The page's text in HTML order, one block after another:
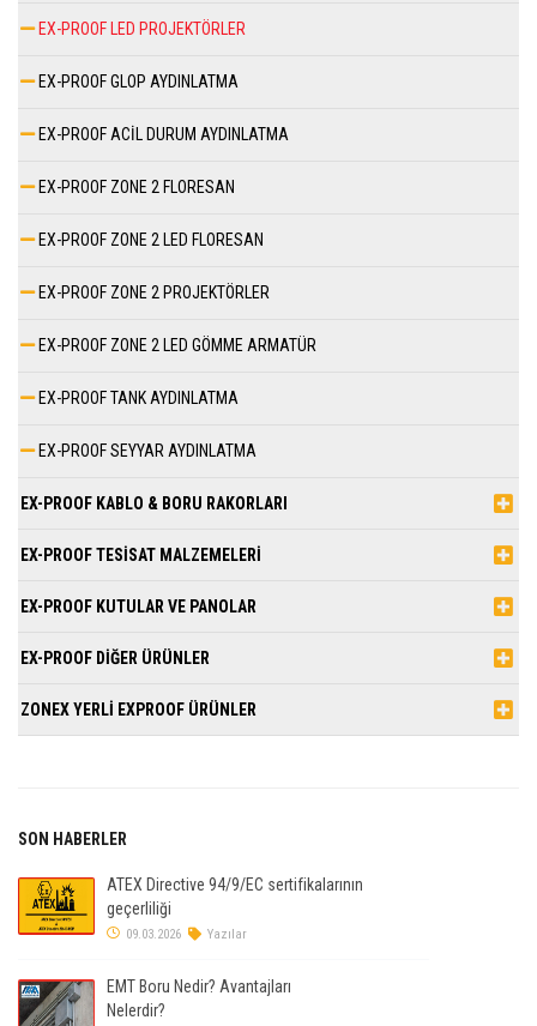
EX-PROOF LED PROJEKTÖRLER
EX-PROOF GLOP AYDINLATMA
EX-PROOF ACİL DURUM AYDINLATMA
EX-PROOF ZONE 2 FLORESAN
EX-PROOF ZONE 2 LED FLORESAN
EX-PROOF ZONE 2 PROJEKTÖRLER
EX-PROOF ZONE 2 LED GÖMME ARMATÜR
EX-PROOF TANK AYDINLATMA
EX-PROOF SEYYAR AYDINLATMA
EX-PROOF KABLO & BORU RAKORLARI
EX-PROOF TESİSAT MALZEMELERİ
EX-PROOF KUTULAR VE PANOLAR
EX-PROOF DİĞER ÜRÜNLER
ZONEX YERLİ EXPROOF ÜRÜNLER
SON HABERLER
ATEX Directive 94/9/EC sertifikalarının
geçerliliği
09.03.2026 Yazılar
EMT Boru Nedir? Avantajları
Nelerdir?